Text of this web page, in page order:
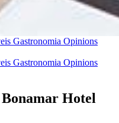
Gastronomia Opinions
Gastronomia Opinions
Hotel